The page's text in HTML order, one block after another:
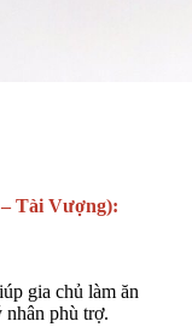
Tài Vượng):
gia chủ làm ăn
nhân phù trợ.